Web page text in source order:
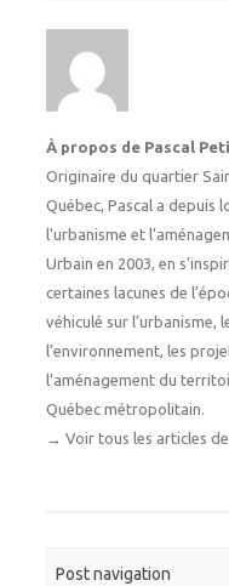
À propos de Pascal
Originaire du quartier
Québec, Pascal a depuis
l'urbanisme et
Urbain en 2003, en
certaines lacunes de
véhiculé sur l’urbanisme,
l’environnement, les
l’aménagement du
Québec métropolitain.
→ Voir tous les articles
Post navigation